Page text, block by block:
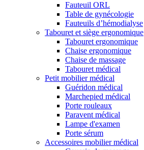
Fauteuil ORL
Table de gynécologie
Fauteuils d’hémodialyse
Tabouret et siège ergonomique
Tabouret ergonomique
Chaise ergonomique
Chaise de massage
Tabouret médical
Petit mobilier médical
Guéridon médical
Marchepied médical
Porte rouleaux
Paravent médical
Lampe d'examen
Porte sérum
Accessoires mobilier médical